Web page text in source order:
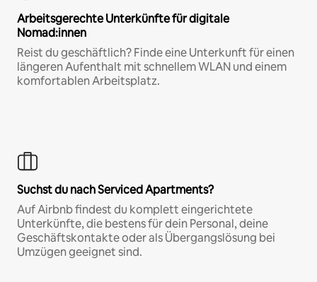
Arbeitsgerechte Unterkünfte für digitale
Nomad:innen
Reist du geschäftlich? Finde eine Unterkunft für einen
längeren Aufenthalt mit schnellem WLAN und einem
komfortablen Arbeitsplatz.
Suchst du nach Serviced Apartments?
Auf Airbnb findest du komplett eingerichtete
Unterkünfte, die bestens für dein Personal, deine
Geschäftskontakte oder als Übergangslösung bei
Umzügen geeignet sind.